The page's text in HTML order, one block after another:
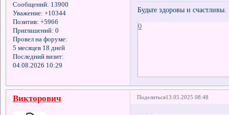
Сообщений: 13900
Уважение: +10344
Позитив: +5966
Приглашений: 0
Провел на форуме:
5 месяцев 18 дней
Последний визит:
04.08.2026 10:29
Будьте здоровы и счастливы.
0
Поделиться13.05.2025 08:48
Викторович